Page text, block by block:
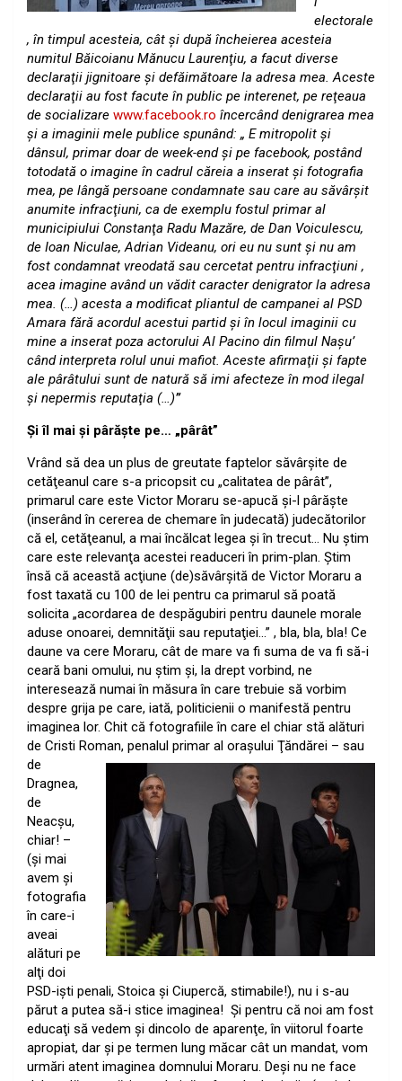
electorale
, în timpul acesteia, cât şi după încheierea acesteia
numitul Băicoianu Mănucu Laurenţiu, a facut diverse
declaraţii jignitoare şi defăimătoare la adresa mea. Aceste
declaraţii au fost facute în public pe interenet, pe reţeaua
de socializare www.facebook.ro încercând denigrarea mea
şi a imaginii mele publice spunând: „ E mitropolit şi
dânsul, primar doar de week-end şi pe facebook, postând
totodată o imagine în cadrul căreia a inserat şi fotografia
mea, pe lângă persoane condamnate sau care au săvârşit
anumite infracţiuni, ca de exemplu fostul primar al
municipiului Constanţa Radu Mazăre, de Dan Voiculescu,
de Ioan Niculae, Adrian Videanu, ori eu nu sunt şi nu am
fost condamnat vreodată sau cercetat pentru infracţiuni ,
acea imagine având un vădit caracter denigrator la adresa
mea. (…) acesta a modificat pliantul de campanei al PSD
Amara fără acordul acestui partid şi în locul imaginii cu
mine a inserat poza actorului Al Pacino din filmul Naşu’
când interpreta rolul unui mafiot. Aceste afirmaţii şi fapte
ale pârâtului sunt de natură să imi afecteze în mod ilegal
şi nepermis reputaţia (…)”
Şi îl mai şi pârăşte pe… „pârât”
Vrând să dea un plus de greutate faptelor săvârşite de
cetăţeanul care s-a pricopsit cu „calitatea de pârât”,
primarul care este Victor Moraru se-apucă şi-l pârăşte
(inserând în cererea de chemare în judecată) judecătorilor
că el, cetăţeanul, a mai încălcat legea şi în trecut… Nu ştim
care este relevanţa acestei readuceri în prim-plan. Ştim
însă că această acţiune (de)săvârşită de Victor Moraru a
fost taxată cu 100 de lei pentru ca primarul să poată
solicita „acordarea de despăgubiri pentru daunele morale
aduse onoarei, demnităţii sau reputaţiei…” , bla, bla, bla! Ce
daune va cere Moraru, cât de mare va fi suma de va fi să-i
ceară bani omului, nu ştim şi, la drept vorbind, ne
interesează numai în măsura în care trebuie să vorbim
despre grija pe care, iată, politicienii o manifestă pentru
imaginea lor. Chit că fotografiile în care el chiar stă alături
de Cristi Roman, penalul primar al oraşului Ţăndărei – sau
de
Dragnea,
de
Neacşu,
chiar! –
(şi mai
avem şi
fotografia
în care-i
aveai
alături pe
alţi doi
PSD-işti penali, Stoica şi Ciupercă, stimabile!), nu i s-au
părut a putea să-i stice imaginea! Şi pentru că noi am fost
educaţi să vedem şi dincolo de aparenţe, în viitorul foarte
apropiat, dar şi pe termen lung măcar cât un mandat, vom
urmări atent imaginea domnului Moraru. Deşi nu ne face